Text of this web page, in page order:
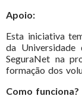
Apoio:
Esta iniciativa
da Universidade
SeguraNet na
formação dos
Como funciona?